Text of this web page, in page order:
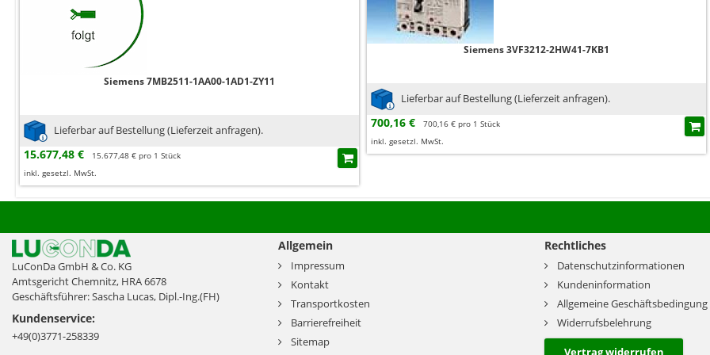
Siemens 7MB2511-1AA00-1AD1-ZY11
Lieferbar auf Bestellung (Lieferzeit anfragen).
15.677,48 €
15.677,48 € pro 1 Stück
inkl. gesetzl. MwSt.
Siemens 3VF3212-2HW41-7KB1
Lieferbar auf Bestellung (Lieferzeit anfragen).
700,16 €
700,16 € pro 1 Stück
inkl. gesetzl. MwSt.
LuConDa GmbH & Co. KG
Amtsgericht Chemnitz, HRA 6678
Geschäftsführer: Sascha Lucas, Dipl.-Ing.(FH)
Kundenservice:
+49(0)3771-258339
Allgemein
Impressum
Kontakt
Transportkosten
Barrierefreiheit
Sitemap
Rechtliches
Datenschutzinformationen
Kundeninformation
Allgemeine Geschäftsbedingung
Widerrufsbelehrung